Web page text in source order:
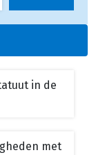
in de
met